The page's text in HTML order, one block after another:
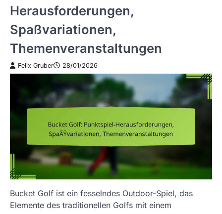
Herausforderungen,
Spaßvariationen,
Themenveranstaltungen
Felix Gruber 28/01/2026
Bucket Golf ist ein fesselndes Outdoor-Spiel, das
Elemente des traditionellen Golfs mit einem